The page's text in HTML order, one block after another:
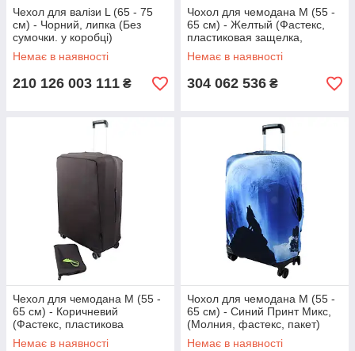
Чехол для валізи L (65 - 75
см) - Чорний, липка (Без
сумочки. у коробці)
Немає в наявності
210 126 003 111 ₴
Чохол для чемодана M (55 -
65 см) - Желтый (Фастекс,
пластиковая защелка,
сумочка)
Немає в наявності
304 062 536 ₴
Чехол для чемодана M (55 -
65 см) - Коричневий
(Фастекс, пластикова
защелка, сумочка)
Немає в наявності
Чохол для чемодана M (55 -
65 см) - Синий Принт Микс,
(Молния, фастекс, пакет)
Немає в наявності